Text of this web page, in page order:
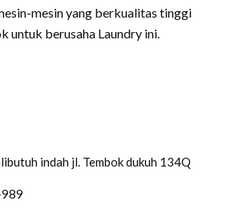
mesin yang berkualitas tinggi
untuk berusaha Laundry ini.
indah jl. Tembok dukuh 134Q